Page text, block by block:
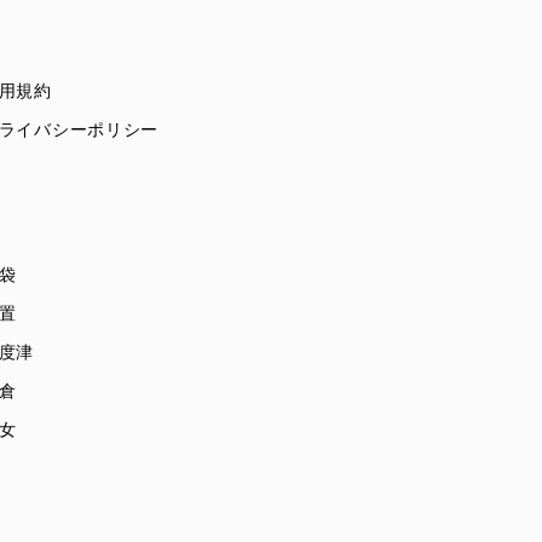
規約
イバシーポリシー
津